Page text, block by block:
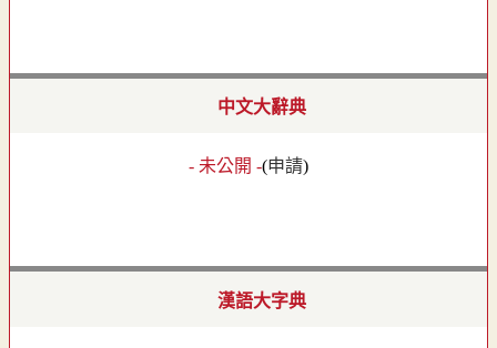
中文大辭典
- 未公開 -(申請)
漢語大字典